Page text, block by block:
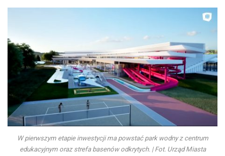
W pierwszym etapie inwestycji ma powstać park wodny z centrum
edukacyjnym oraz strefa basenów odkrytych. | Fot. Urząd Miasta